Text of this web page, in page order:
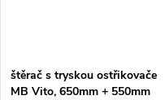
štěrač s tryskou ostřikovače
MB Vito, 650mm + 550mm